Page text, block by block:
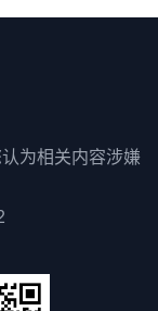
为相关内容涉嫌